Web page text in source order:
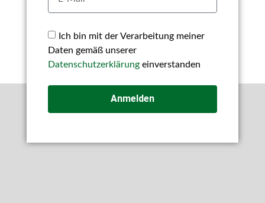
Ich bin mit der Verarbeitung meiner
Daten gemäß unserer
Datenschutzerklärungeinverstanden
Anmelden